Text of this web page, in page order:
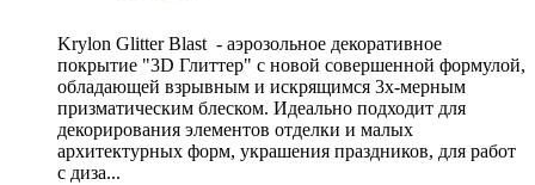
Krylon Glitter Blast - аэрозольное декоративное
покрытие "3D Глиттер" с новой совершенной формулой,
обладающей взрывным и искрящимся 3х-мерным
призматическим блеском. Идеально подходит для
декорирования элементов отделки и малых
архитектурных форм, украшения праздников, для работ
с диза...